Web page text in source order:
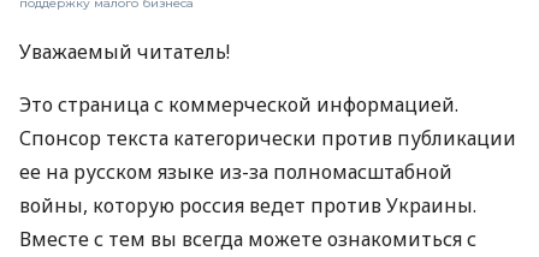
Уважаемый читатель!
Это страница с коммерческой информацией.
Спонсор текста категорически против публикации
ее на русском языке из-за полномасштабной
войны, которую россия ведет против Украины.
Вместе с тем вы всегда можете ознакомиться с